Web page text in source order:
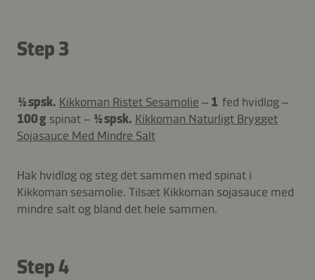
Step 3
½ spsk. Kikkoman Ristet Sesamolie – 1 fed hvidløg –
100 g spinat – ½ spsk. Kikkoman Naturligt Brygget
Sojasauce Med Mindre Salt
Hak hvidløg og steg det sammen med spinat i
Kikkoman sesamolie. Tilsæt Kikkoman sojasauce med
mindre salt og bland det hele sammen.
Step 4